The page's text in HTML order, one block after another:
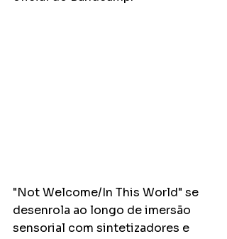
"Not Welcome/In This World" se
desenrola ao longo de imersão
sensorial com sintetizadores e